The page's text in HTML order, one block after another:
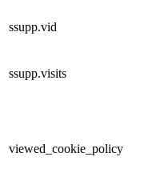
ssupp.vid
ssupp.visits
viewed_cookie_policy